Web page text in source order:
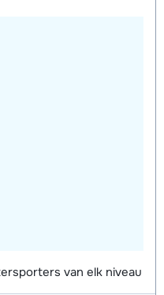
van elk niveau